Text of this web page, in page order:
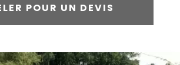
POUR UN DEVIS